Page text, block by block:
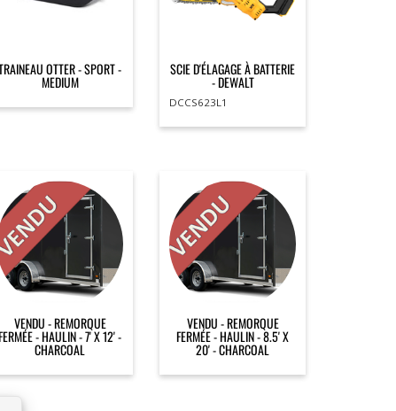
OTTER - SPORT -
MEDIUM
SCIE D'ÉLAGAGE À BATTERIE
- DEWALT
DCCS623L1
VENDU - REMORQUE
- HAULIN - 7' X 12' -
CHARCOAL
VENDU - REMORQUE
FERMÉE - HAULIN - 8.5' X
20' - CHARCOAL